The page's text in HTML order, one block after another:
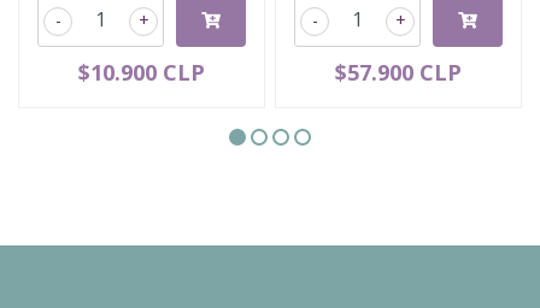
+
-
$10.900 CLP
+
-
$57.900 CLP